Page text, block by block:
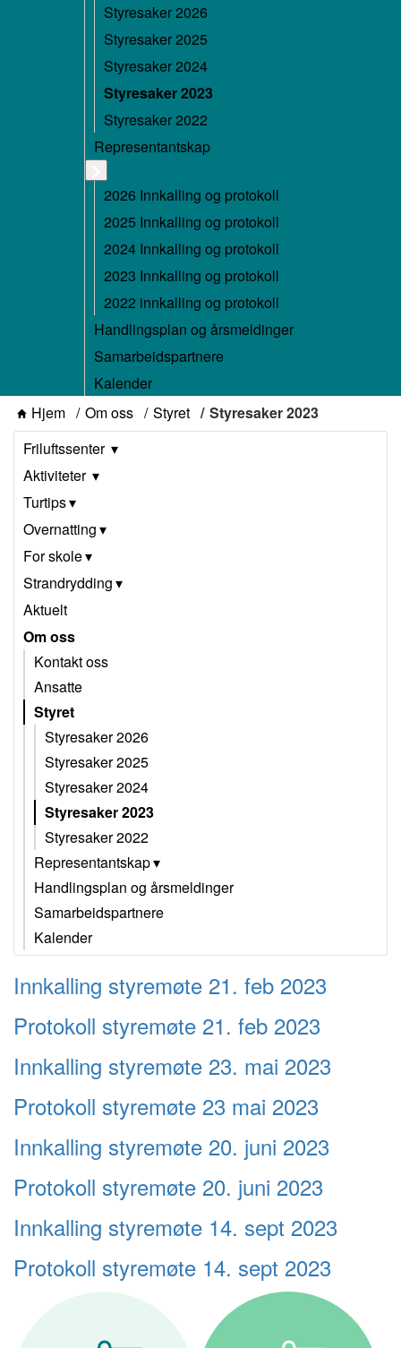
Styresaker 2026
Styresaker 2025
Styresaker 2024
Styresaker 2023
Styresaker 2022
Representantskap
2026 Innkalling og protokoll
2025 Innkalling og protokoll
2024 Innkalling og protokoll
2023 Innkalling og protokoll
2022 innkalling og protokoll
Handlingsplan og årsmeldinger
Samarbeidspartnere
Kalender
Hjem
Om oss Styret
Styresaker 2023
Friluftssenter
Aktiviteter
Turtips
Overnatting
For skole
Strandrydding
Aktuelt
Om oss
Kontakt oss
Ansatte
Styret
Styresaker 2026
Styresaker 2025
Styresaker 2024
Styresaker 2023
Styresaker 2022
Representantskap
Handlingsplan og årsmeldinger
Samarbeidspartnere
Kalender
Innkalling styremøte 21. feb 2023
Protokoll styremøte 21. feb 2023
Innkalling styremøte 23. mai 2023
Protokoll styremøte 23 mai 2023
Innkalling styremøte 20. juni 2023
Protokoll styremøte 20. juni 2023
Innkalling styremøte 14. sept 2023
Protokoll styremøte 14. sept 2023